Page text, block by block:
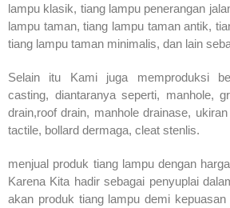
lampu klasik, tiang lampu penerangan
lampu taman, tiang lampu taman antik,
tiang lampu taman minimalis, dan lain
Selain itu Kami juga memproduksi
casting, diantaranya seperti, manhole,
drain,roof drain, manhole drainase,
tactile, bollard dermaga, cleat stenlis.
menjual produk tiang lampu dengan
Karena Kita hadir sebagai penyuplai
akan produk tiang lampu demi